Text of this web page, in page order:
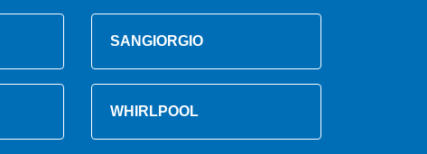
SANGIORGIO
WHIRLPOOL